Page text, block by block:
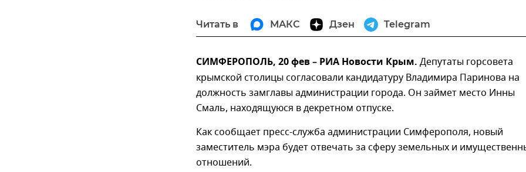
Читать в МАКС Дзен Telegram
СИМФЕРОПОЛЬ, 20 фев – РИА Новости Крым. Депутаты горсовета
крымской столицы согласовали кандидатуру Владимира Паринова на
должность замглавы администрации города. Он займет место Инны
Смаль, находящуюся в декретном отпуске.
Как сообщает пресс-служба администрации Симферополя, новый
заместитель мэра будет отвечать за сферу земельных и
отношений.